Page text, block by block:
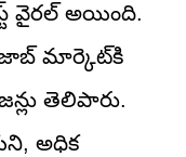
వైరల్ అయింది.
, జాబ్‌ మార్కెట్‌కి
తెలిపారు.
అధిక